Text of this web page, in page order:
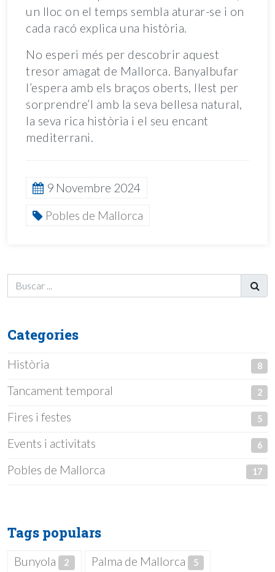
un lloc on el temps sembla aturar-se i on
cada racó explica una història.
No esperi més per descobrir aquest
tresor amagat de Mallorca. Banyalbufar
l’espera amb els braços oberts, llest per
sorprendre’l amb la seva bellesa natural,
la seva rica història i el seu encant
mediterrani.
9 Novembre 2024
Pobles de Mallorca
Categories
Història 8
Tancament temporal 2
Fires i festes 5
Events i activitats 6
Pobles de Mallorca 17
Tags populars
Bunyola 2 Palma de Mallorca 5